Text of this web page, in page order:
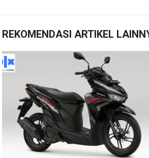
REKOMENDASI ARTIKEL